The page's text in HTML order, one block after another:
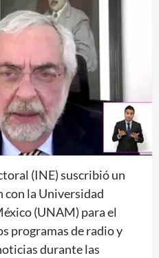
(INE) suscribió un
con la Universidad
(UNAM) para el
programas de radio y
durante las